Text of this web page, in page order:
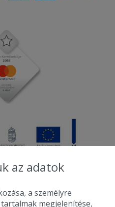
- Diston-line Kft.
az adatok
a személyre
megjelenítése,